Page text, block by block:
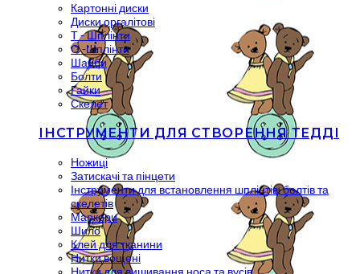
Картонні диски
Диски оргалітові
Т - Шплінти
О -Шплінти
Шайби
Болти
Гайки
Скелет
ІНСТРУМЕНТИ ДЛЯ СТВОРЕННЯ ТЕДДІ
Ножиці
Затискачі та пінцети
Інструменти для встановлення шплінтів, болтів та
скелетів
Маркери
Шило
Клей для тканини
Нитки вощені